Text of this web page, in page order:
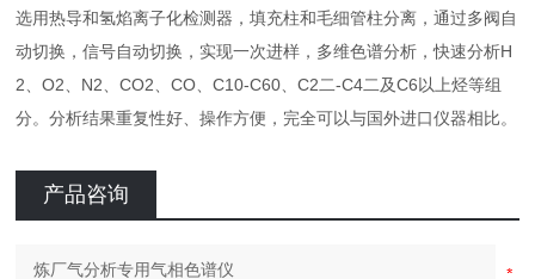
选用热导和氢焰离子化检测器，填充柱和毛细管柱分离，通过多阀自
动切换，信号自动切换，实现一次进样，多维色谱分析，快速分析H
2、O2、N2、CO2、CO、C10-C60、C2二-C4二及C6以上烃等组
分。分析结果重复性好、操作方便，完全可以与国外进口仪器相比。
产品咨询